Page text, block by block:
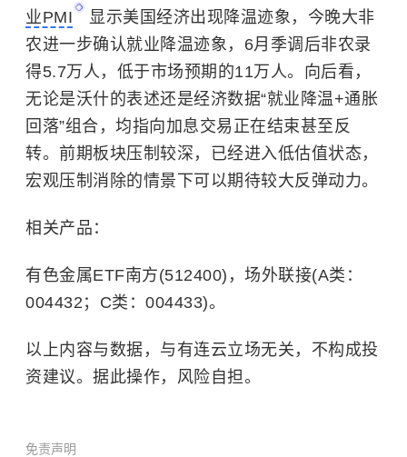
业PMI
显示美国经济出现降温迹象，今晚大非
农进一步确认就业降温迹象，6月季调后非农录
得5.7万人，低于市场预期的11万人。向后看，
无论是沃什的表述还是经济数据“就业降温+通胀
回落”组合，均指向加息交易正在结束甚至反
转。前期板块压制较深，已经进入低估值状态，
宏观压制消除的情景下可以期待较大反弹动力。
相关产品：
有色金属ETF南方(512400)，场外联接(A类：
004432；C类：004433)。
以上内容与数据，与有连云立场无关，不构成投
资建议。据此操作，风险自担。
免责声明